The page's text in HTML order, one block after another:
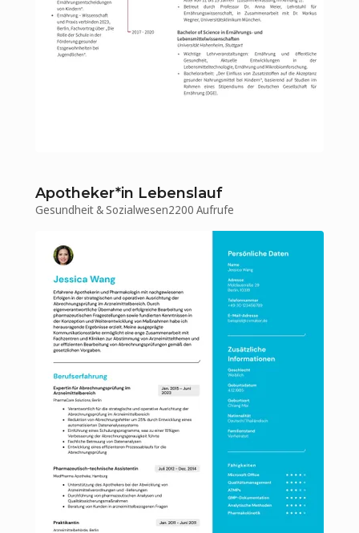
Apotheker*in Lebenslauf
Gesundheit & Sozialwesen2200 Aufrufe